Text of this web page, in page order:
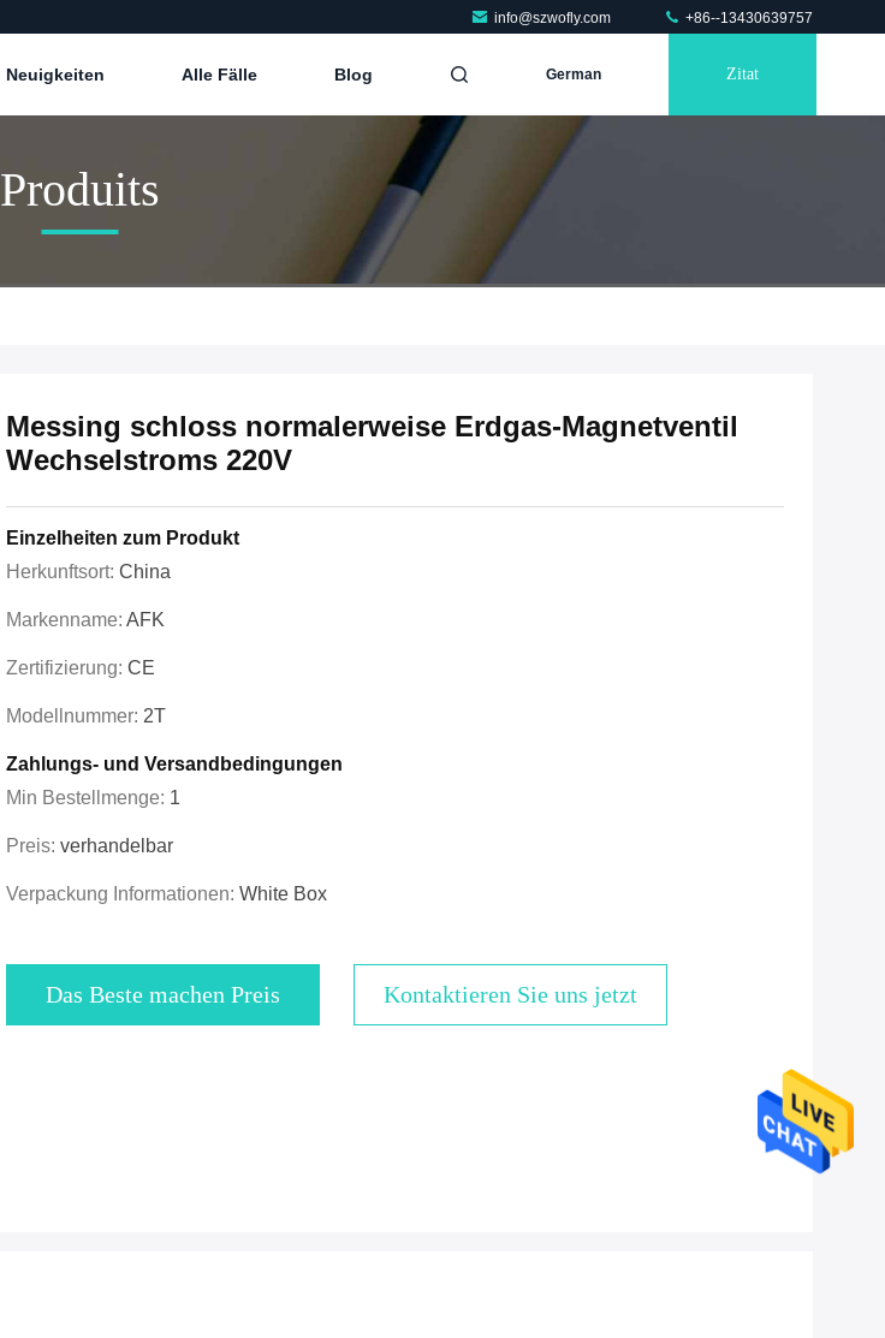
info@szwofly.com +86--13430639757
Neuigkeiten Alle Fälle Blog German Zitat
Produits
Messing schloss normalerweise Erdgas-Magnetventil
Wechselstroms 220V
Einzelheiten zum Produkt
Herkunftsort: China
Markenname: AFK
Zertifizierung: CE
Modellnummer: 2T
Zahlungs- und Versandbedingungen
Min Bestellmenge: 1
Preis: verhandelbar
Verpackung Informationen: White Box
Das Beste machen Preis Kontaktieren Sie uns jetzt